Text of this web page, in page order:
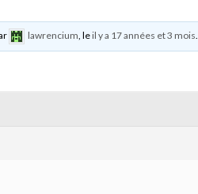
lawrencium, leil y a 17 années et 3 mois.